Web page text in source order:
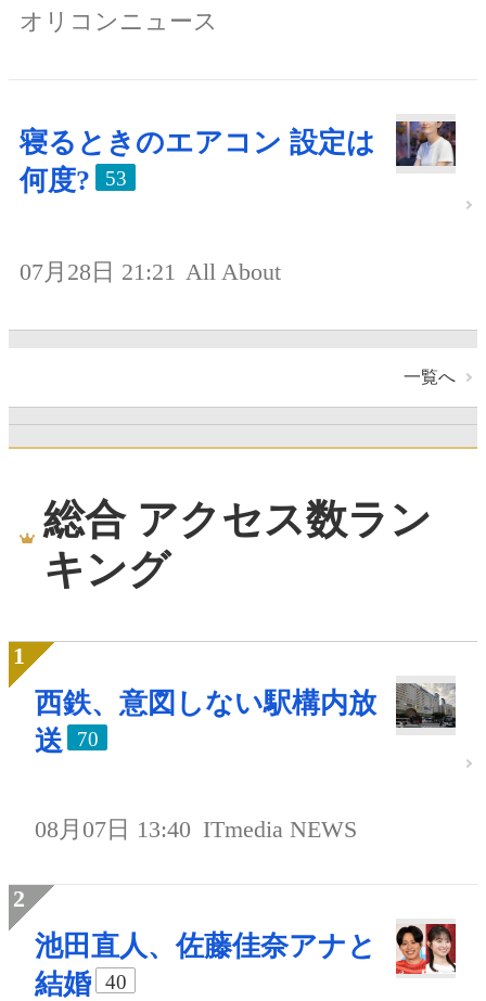
オリコンニュース
寝るときのエアコン 設定は
何度?
53
07月28日 21:21 All About
一覧へ
総合 アクセス数ラン
キング
西鉄、意図しない駅構内放
送
70
08月07日 13:40 ITmedia NEWS
池田直人、佐藤佳奈アナと
結婚
40